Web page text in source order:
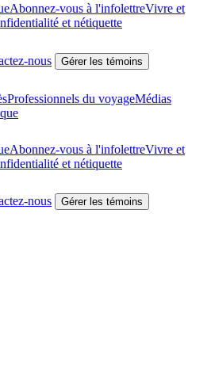
Abonnez-vous à l'infolettreVivre et
et nétiquette
nous Gérer les témoins
Professionnels du voyageMédias
Abonnez-vous à l'infolettreVivre et
et nétiquette
nous Gérer les témoins